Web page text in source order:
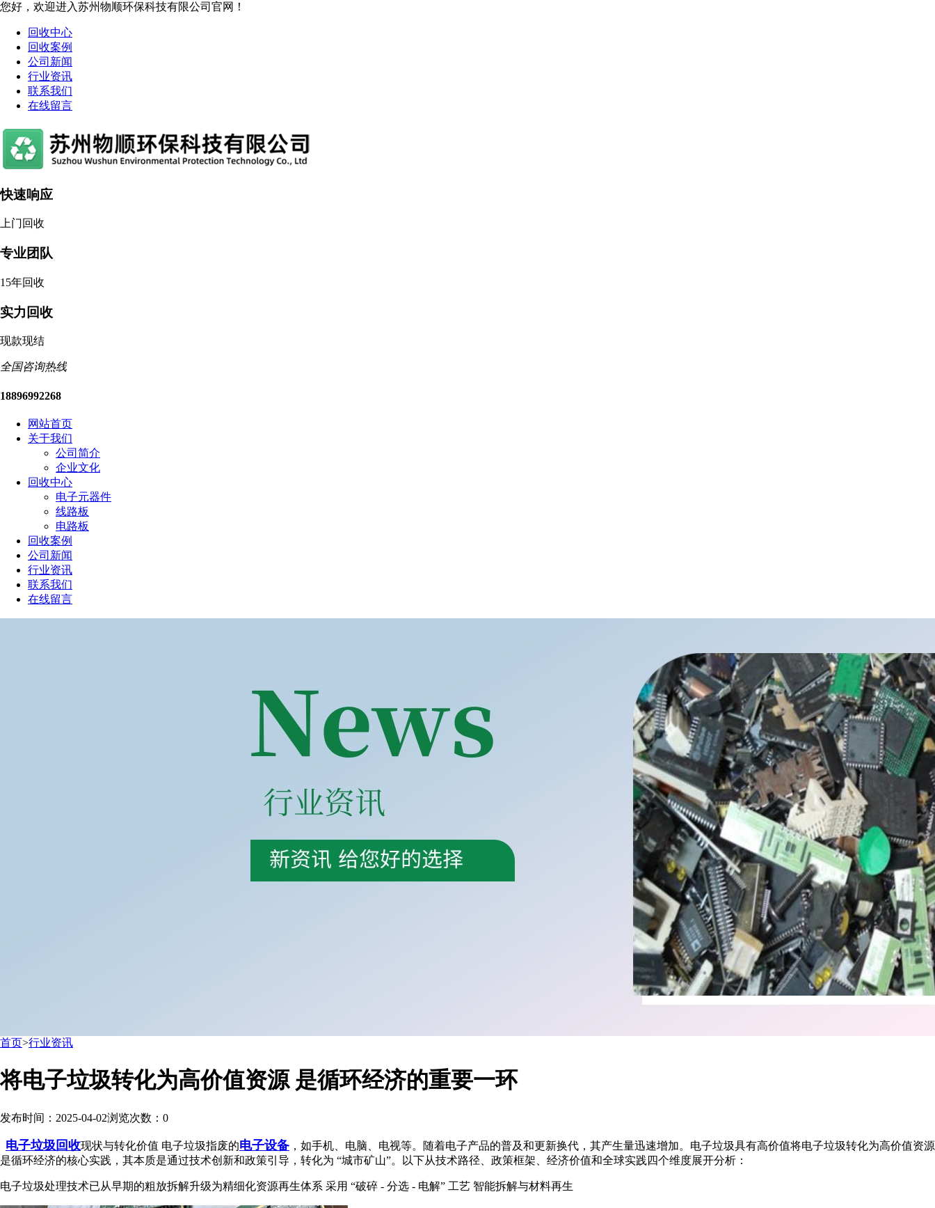
您好，欢迎进入苏州物顺环保科技有限公司官网！
回收中心
回收案例
公司新闻
行业资讯
联系我们
在线留言
快速响应
上门回收
专业团队
15年回收
实力回收
现款现结
全国咨询热线
18896992268
网站首页
关于我们
公司简介
企业文化
回收中心
电子元器件
线路板
电路板
回收案例
公司新闻
行业资讯
联系我们
在线留言
首页>行业资讯
将电子垃圾转化为高价值资源 是循环经济的重要一环
发布时间：2025-04-02浏览次数： 0
电子垃圾回收现状与转化价值 电子垃圾指废的电子设备 ，如手机、电脑、电视等。随着电子产品的普及和更新换代，其产生量迅速增加。电子垃圾具有高价值将电子垃圾转化为高价值资源
是循环经济的核心实践，其本质是通过技术创新和政策引导，转化为 “城市矿山”。以下从技术路径、政策框架、经济价值和全球实践四个维度展开分析：
电子垃圾处理技术已从早期的粗放拆解升级为精细化资源再生体系 采用 “破碎 - 分选 - 电解” 工艺 智能拆解与材料再生